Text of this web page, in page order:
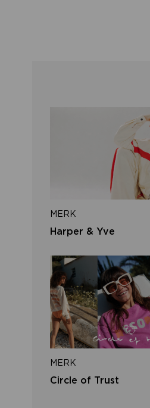
MERK
Harper & Yve
MERK
Circle of Trust